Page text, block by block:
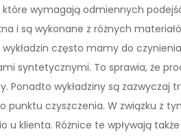
które wymagają odmiennych
i są wykonane z różnych
często mamy do
syntetycznymi. To sprawia, że
Ponadto wykładziny są zazwyczaj
punktu czyszczenia. W związku z
u klienta. Różnice te wpływają